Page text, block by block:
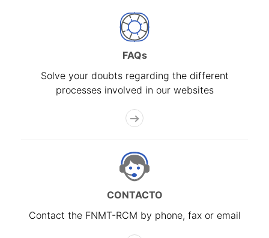
FAQs
Solve your doubts regarding the different
processes involved in our websites
CONTACTO
Contact the FNMT-RCM by phone, fax or email